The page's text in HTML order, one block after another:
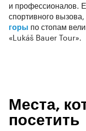
и профессионалов.
спортивного
горы по стопам
«Lukáš Bauer Tour».
Места,
посетить